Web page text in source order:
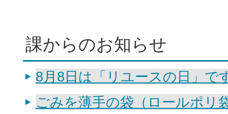
課からのお知らせ
8月8日は「リユースの日」で
ごみを薄手の袋（ロールポリ